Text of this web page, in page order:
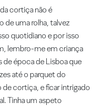
cortiça não é
de uma rolha, talvez
quotidiano e por isso
lembro-me em criança
de época de Lisboa que
até o parquet do
cortiça, e ficar intrigado
Tinha um aspeto